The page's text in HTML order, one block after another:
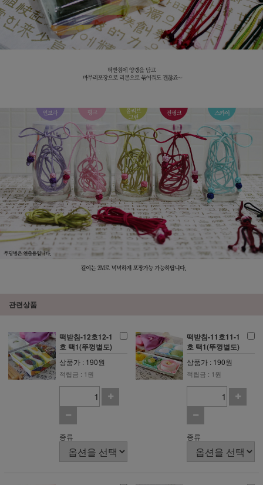
관련상품
떡받침-12호12-1
호 택1(뚜껑별도)
상품가 : 190원
적립금 : 1원
종류
떡받침-11호11-1
호 택1(뚜껑별도)
상품가 : 190원
적립금 : 1원
종류